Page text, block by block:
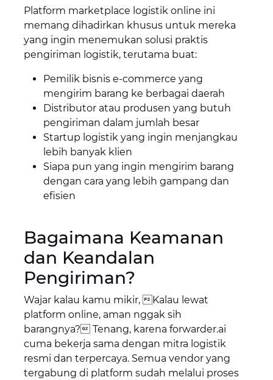
Platform marketplace logistik online ini
memang dihadirkan khusus untuk mereka
yang ingin menemukan solusi praktis
pengiriman logistik, terutama buat:
Pemilik bisnis e-commerce yang
mengirim barang ke berbagai daerah
Distributor atau produsen yang butuh
pengiriman dalam jumlah besar
Startup logistik yang ingin menjangkau
lebih banyak klien
Siapa pun yang ingin mengirim barang
dengan cara yang lebih gampang dan
efisien
Bagaimana Keamanan
dan Keandalan
Pengiriman?
Wajar kalau kamu mikir, Kalau lewat
platform online, aman nggak sih
barangnya? Tenang, karena forwarder.ai
cuma bekerja sama dengan mitra logistik
resmi dan terpercaya. Semua vendor yang
tergabung di platform sudah melalui proses